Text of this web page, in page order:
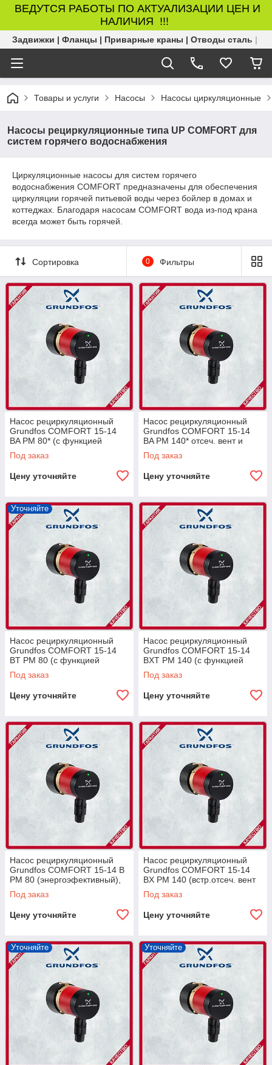
ВЕДУТСЯ РАБОТЫ ПО АКТУАЛИЗАЦИИ ЦЕН И
НАЛИЧИЯ !!!
Задвижки | Фланцы | Приварные краны | Отводы сталь |
Товары и услуги Насосы Насосы циркуляционные
Насосы рециркуляционные типа UP COMFORT для
систем горячего водоснабжения
Циркуляционные насосы для систем горячего
водоснабжения COMFORT предназначены для обеспечения
циркуляции горячей питьевой воды через бойлер в домах и
коттеджах. Благодаря насосам COMFORT вода из-под крана
всегда может быть горячей.
Сортировка 0 Фильтры
Насос рециркуляционный
Grundfos COMFORT 15-14
BA PM 80* (с функцией
AUTOADAPT), Rp 1/2"
Под заказ
Цену уточняйте
Насос рециркуляционный
Grundfos COMFORT 15-14
BA PM 140* отсеч. вент и
обратн. клапан), G1
Под заказ
Цену уточняйте
Уточняйте
Насос рециркуляционный
Grundfos COMFORT 15-14
BT PM 80 (с функцией
котроля тем.-ры), Rp 1/2"
Под заказ
Цену уточняйте
Насос рециркуляционный
Grundfos COMFORT 15-14
BXT PM 140 (с функцией
котроля тем.-ры и встр.
обратн.клапан)G1
Под заказ
Цену уточняйте
Насос рециркуляционный
Grundfos COMFORT 15-14 B
PM 80 (энергоэфективный),
Rp 1/2
Под заказ
Цену уточняйте
Насос рециркуляционный
Grundfos COMFORT 15-14
BX PM 140 (встр.отсеч. вент
и обратн. клапан), G1"
Под заказ
Цену уточняйте
Уточняйте Уточняйте